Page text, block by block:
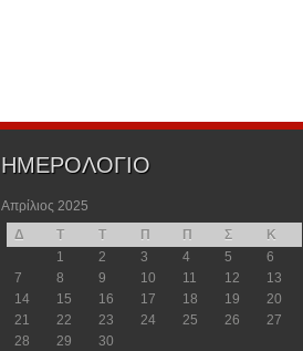
ΗΜΕΡΟΛΟΓΙΟ
Απρίλιος 2025
Δ
Τ Τ Π Π Σ
Κ
1
2 3 4 5
6
7
8 9 10 11 12
13
14
15 16 17 18 19
20
21
22 23 24 25 26
27
28
29 30